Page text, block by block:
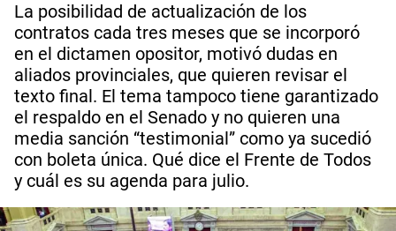
La posibilidad de actualización de los
contratos cada tres meses que se incorporó
en el dictamen opositor, motivó dudas en
aliados provinciales, que quieren revisar el
texto final. El tema tampoco tiene garantizado
el respaldo en el Senado y no quieren una
media sanción “testimonial” como ya sucedió
con boleta única. Qué dice el Frente de Todos
y cuál es su agenda para julio.